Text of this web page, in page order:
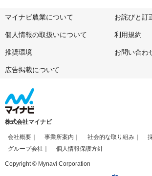
マイナビ農業について お詫びと訂
個人情報の取扱いについて 利用規約
推奨環境 お問い合わ
広告掲載について
株式会社マイナビ
会社概要 事業所案内 社会的な取り組み
グループ会社
個人情報保護方針
Copyright © Mynavi Corporation